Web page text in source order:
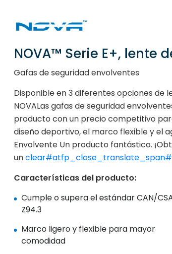
NOVA™ Serie E+, lente
Gafas de seguridad envolventes
Disponible en 3 diferentes opciones
NOVALas gafas de seguridad
producto con un precio competitivo
diseño deportivo, el marco flexible y el
Envolvente Un producto fantástico.
un
Características del producto:
Cumple o supera el estándar CAN/
Z94.3
Marco ligero y flexible para mayor
comodidad